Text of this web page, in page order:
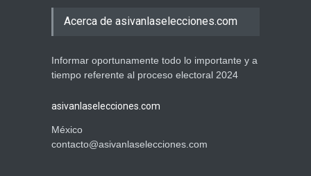
Acerca de asivanlaselecciones.com
Informar oportunamente todo lo importante y a
tiempo referente al proceso electoral 2024
asivanlaselecciones.com
México
contacto@asivanlaselecciones.com